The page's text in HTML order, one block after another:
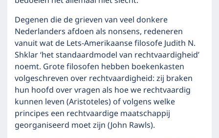
Degenen die de grieven van veel donkere
Nederlanders afdoen als nonsens, redeneren
vanuit wat de Lets-Amerikaanse filosofe Judith N.
Shklar ‘het standaardmodel van rechtvaardigheid’
noemt. Grote filosofen hebben boekenkasten
volgeschreven over rechtvaardigheid: zij braken
hun hoofd over vragen als hoe we rechtvaardig
kunnen leven (Aristoteles) of volgens welke
principes een rechtvaardige maatschappij
georganiseerd moet zijn (John Rawls).